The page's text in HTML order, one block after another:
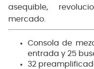
asequible,
mercado.
Consola de
entrada y 25
32